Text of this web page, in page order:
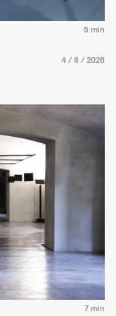
5 min
4 / 8 / 2026
7 min